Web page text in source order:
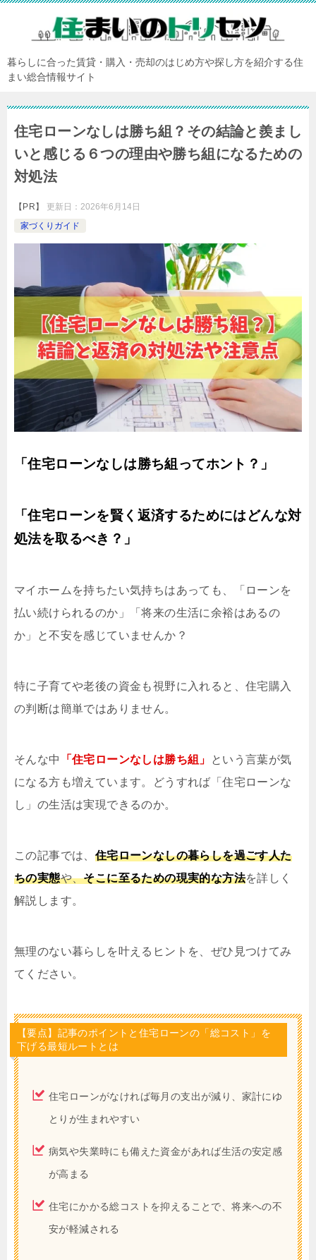
暮らしに合った賃貸・購入・売却のはじめ方や探し方を紹介する住
まい総合情報サイト
住宅ローンなしは勝ち組？その結論と羨まし
いと感じる６つの理由や勝ち組になるための
対処法
【PR】 更新日： 2026年6月14日
家づくりガイド
「住宅ローンなしは勝ち組ってホント？」
「住宅ローンを賢く返済するためにはどんな対
処法を取るべき？」
マイホームを持ちたい気持ちはあっても、「ローンを
払い続けられるのか」「将来の生活に余裕はあるの
か」と不安を感じていませんか？
特に子育てや老後の資金も視野に入れると、住宅購入
の判断は簡単ではありません。
そんな中 「住宅ローンなしは勝ち組」
という言葉が気
になる方も増えています。どうすれば「住宅ローンな
し」の生活は実現できるのか。
この記事では、 住宅ローンなしの暮らしを過ごす人た
ちの実態や、そこに至るための現実的な方法を詳しく
解説します。
無理のない暮らしを叶えるヒントを、ぜひ見つけてみ
てください。
【要点】記事のポイントと住宅ローンの「総コスト」を
下げる最短ルートとは
住宅ローンがなければ毎月の支出が減り、家計にゆ
とりが生まれやすい
病気や失業時にも備えた資金があれば生活の安定感
が高まる
住宅にかかる総コストを抑えることで、将来への不
安が軽減される